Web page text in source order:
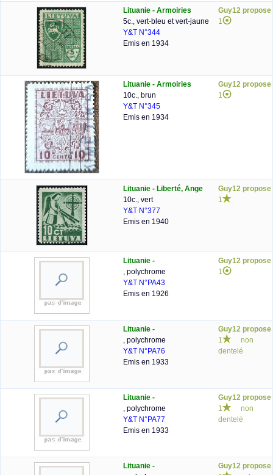
Lituanie - Armoiries
5c., vert-bleu et vert-jaune
Y&T N°344
Emis en 1934
Guy12 propose
1
Lituanie - Armoiries
10c., brun
Y&T N°345
Emis en 1934
Guy12 propose
1
Lituanie - Liberté, Ange
10c., vert
Y&T N°377
Emis en 1940
Guy12 propose
1
Lituanie -
, polychrome
Y&T N°PA43
Emis en 1926
Guy12 propose
1
Lituanie -
, polychrome
Y&T N°PA76
Emis en 1933
Guy12 propose
1
non
dentelé
Lituanie -
, polychrome
Y&T N°PA77
Emis en 1933
Guy12 propose
1
non
dentelé
Lituanie -
Guy12 propose